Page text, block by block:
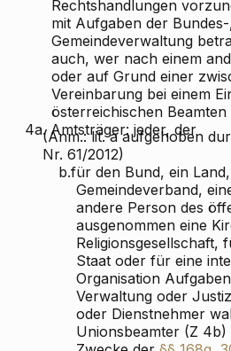
Rechtshandlungen
mit Aufgaben der
Gemeindeverwaltung
auch, wer nach einem
oder auf Grund einer
Vereinbarung bei einem
österreichischen Beamten
4a.Amtsträger: jeder, der
(Anm.: lit. a aufgehoben
Nr. 61/2012)
b.für den Bund, ein
Gemeindeverband,
andere Person des
ausgenommen eine
Religionsgesellschaft,
Staat oder für eine
Organisation
Verwaltung oder
oder Dienstnehmer
Unionsbeamter (Z